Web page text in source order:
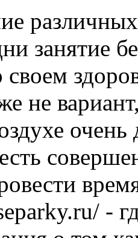
занятие
своем
не
-